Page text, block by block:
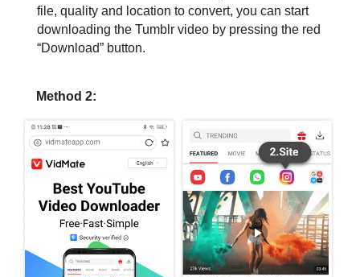
file, quality and location to convert, you can start
downloading the Tumblr video by pressing the red
“Download” button.
Method 2: